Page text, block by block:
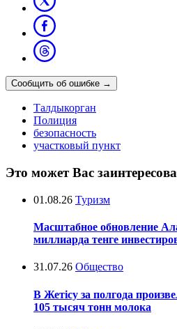
Сообщить об ошибке →
Талдыкорган
Полиция
безопасность
участковый пункт
Это может Вас
01.08.26 Туризм
Масштабное обновление
миллиарда тенге
31.07.26 Общество
В Жетісу за полгода
105 тысяч тонн молока